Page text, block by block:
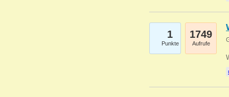
1
Punkte
1749
Aufrufe